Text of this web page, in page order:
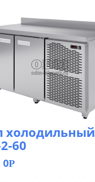
холодильный
60
0Р